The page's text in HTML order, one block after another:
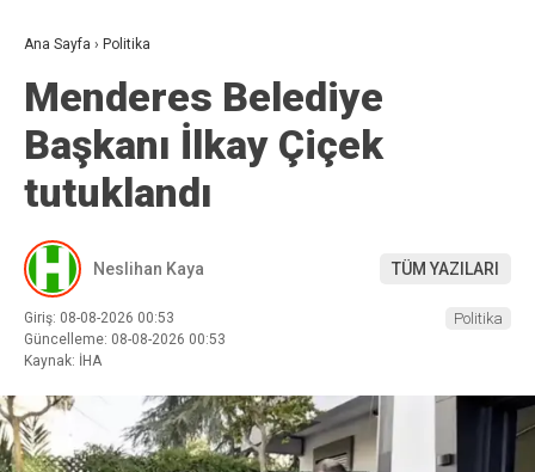
Ana Sayfa › Politika
Menderes Belediye
Başkanı İlkay Çiçek
tutuklandı
Neslihan Kaya TÜM YAZILARI
Giriş: 08-08-2026 00:53
Güncelleme: 08-08-2026 00:53
Kaynak: İHA
Politika